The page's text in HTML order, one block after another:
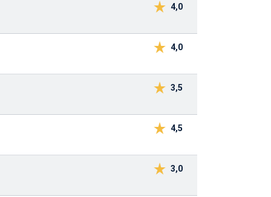
4,0
4,0
3,5
4,5
3,0